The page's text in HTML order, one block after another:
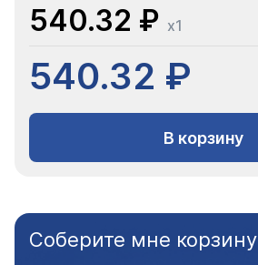
540.32 ₽ x1
540.32 ₽
В корзину
Соберите мне корзину